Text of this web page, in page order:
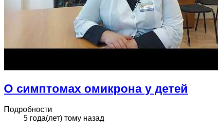
О симптомах омикрона у детей
Подробности
5 года(лет) тому назад